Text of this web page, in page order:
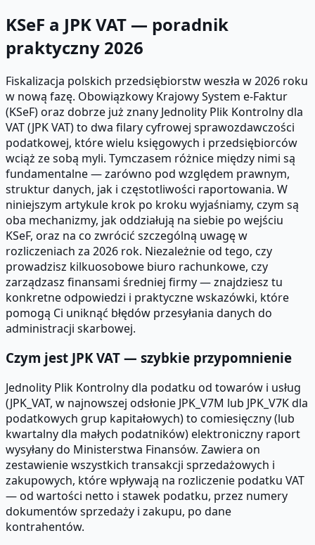
KSeF a JPK VAT — poradnik
praktyczny 2026
Fiskalizacja polskich przedsiębiorstw weszła w 2026 roku
w nową fazę. Obowiązkowy Krajowy System e-Faktur
(KSeF) oraz dobrze już znany Jednolity Plik Kontrolny dla
VAT (JPK VAT) to dwa filary cyfrowej sprawozdawczości
podatkowej, które wielu księgowych i przedsiębiorców
wciąż ze sobą myli. Tymczasem różnice między nimi są
fundamentalne — zarówno pod względem prawnym,
struktur danych, jak i częstotliwości raportowania. W
niniejszym artykule krok po kroku wyjaśniamy, czym są
oba mechanizmy, jak oddziałują na siebie po wejściu
KSeF, oraz na co zwrócić szczególną uwagę w
rozliczeniach za 2026 rok. Niezależnie od tego, czy
prowadzisz kilkuosobowe biuro rachunkowe, czy
zarządzasz finansami średniej firmy — znajdziesz tu
konkretne odpowiedzi i praktyczne wskazówki, które
pomogą Ci uniknąć błędów przesyłania danych do
administracji skarbowej.
Czym jest JPK VAT — szybkie przypomnienie
Jednolity Plik Kontrolny dla podatku od towarów i usług
(JPK_VAT, w najnowszej odsłonie JPK_V7M lub JPK_V7K dla
podatkowych grup kapitałowych) to comiesięczny (lub
kwartalny dla małych podatników) elektroniczny raport
wysyłany do Ministerstwa Finansów. Zawiera on
zestawienie wszystkich transakcji sprzedażowych i
zakupowych, które wpływają na rozliczenie podatku VAT
— od wartości netto i stawek podatku, przez numery
dokumentów sprzedaży i zakupu, po dane
kontrahentów.